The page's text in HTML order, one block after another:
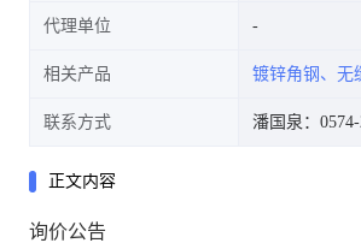
代理单位
相关产品 镀锌角钢、无
联系方式 潘国泉：0574-
正文内容
询价公告